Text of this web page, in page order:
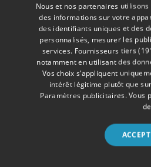
Nous et nos partenaires
des informations sur votre
des identifiants uniques et des
personnalisés, mesurer les
services. Fournisseurs tiers
notamment en utilisant des
Vos choix s’appliquent
intérêt légitime plutôt que
Paramètres publicitaires. Vous